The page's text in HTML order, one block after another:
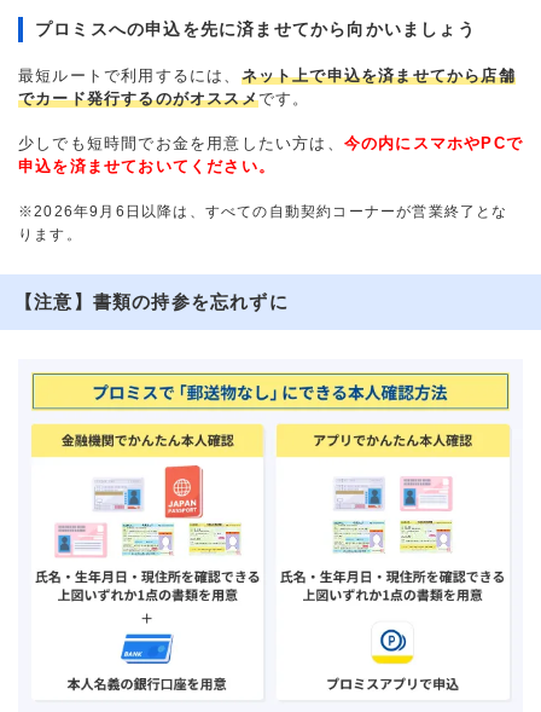
プロミスへの申込を先に済ませてから向かいましょう
最短ルートで利用するには、 ネット上で申込を済ませてから店舗
でカード発行するのがオススメです。
少しでも短時間でお金を用意したい方は、 今の内にスマホやPCで
申込を済ませておいてください。
※2026年9月6日以降は、すべての自動契約コーナーが営業終了とな
ります。
【注意】書類の持参を忘れずに